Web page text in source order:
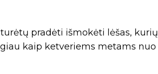
pradėti išmokėti lėšas, kurių
kaip ketveriems metams nuo